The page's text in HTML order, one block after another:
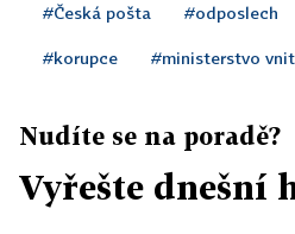
#Česká pošta #odposlech
#korupce #ministerstvo
Nudíte se na poradě?
Vyřešte dnešní